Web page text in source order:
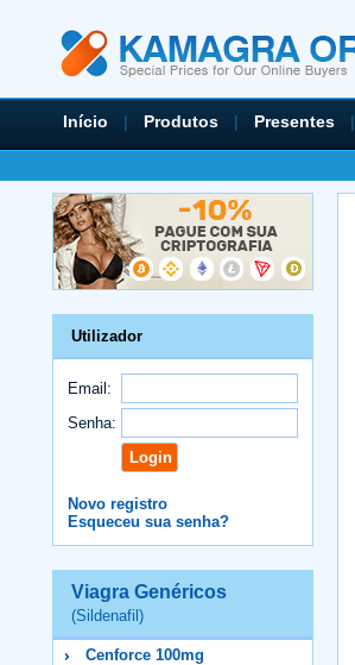
Início | Produtos | Presentes |
Utilizador
Email:
Senha:
Novo registro
Esqueceu sua senha?
Viagra Genéricos
(Sildenafil)
Cenforce 100mg